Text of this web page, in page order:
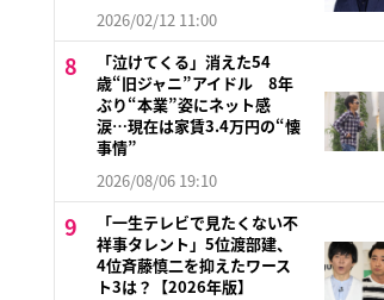
2026/02/12 11:00
「泣けてくる」消えた54
歳“旧ジャニ”アイドル 8年
ぶり“本業”姿にネット感
涙…現在は家賃3.4万円の“懐
事情”
2026/08/06 19:10
「一生テレビで見たくない不
祥事タレント」5位渡部建、
4位斉藤慎二を抑えたワース
ト3は？【2026年版】